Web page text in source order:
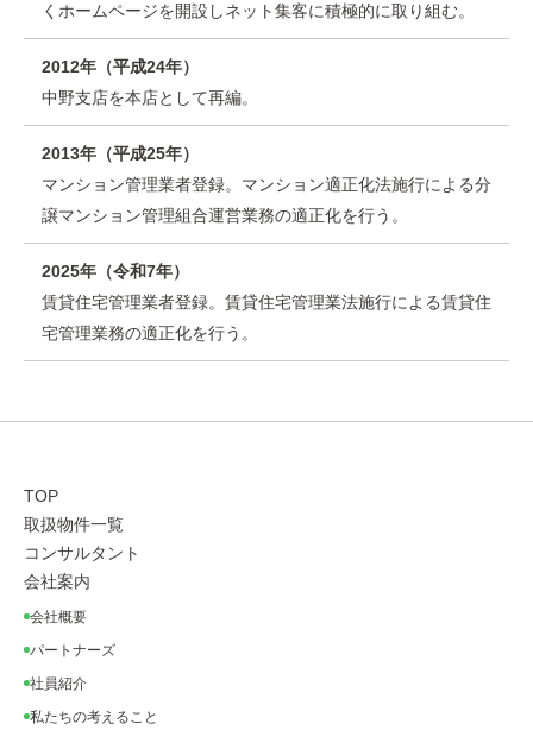
くホームページを開設しネット集客に積極的に取り組む。
2012年（平成24年）
中野支店を本店として再編。
2013年（平成25年）
マンション管理業者登録。マンション適正化法施行による分
譲マンション管理組合運営業務の適正化を行う。
2025年（令和7年）
賃貸住宅管理業者登録。賃貸住宅管理業法施行による賃貸住
宅管理業務の適正化を行う。
TOP
取扱物件一覧
コンサルタント
会社案内
会社概要
パートナーズ
社員紹介
私たちの考えること